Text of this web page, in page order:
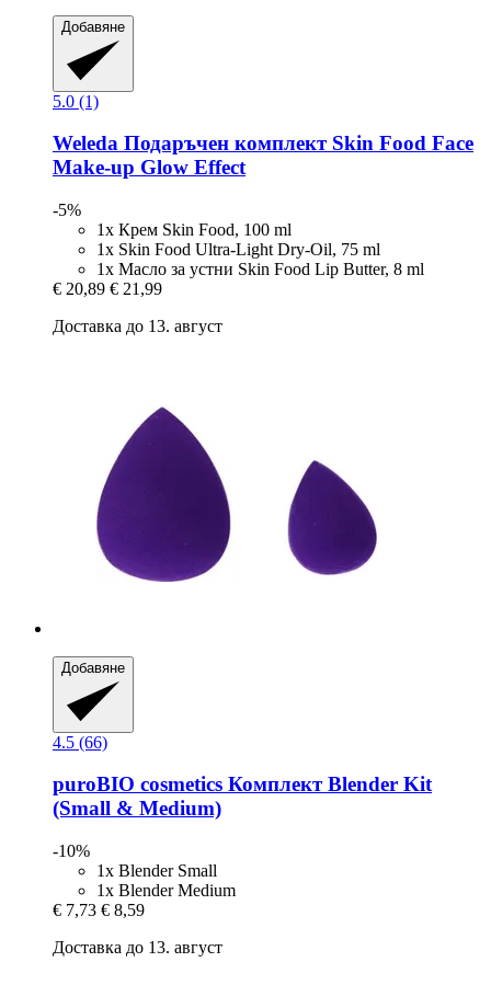
Добавяне
5.0 (1)
Weleda Подаръчен комплект Skin Food Face
Make-​up Glow Effect
-5%
1x Крем Skin Food, 100 ml
1x Skin Food Ultra-Light Dry-Oil, 75 ml
1x Масло за устни Skin Food Lip Butter, 8 ml
€ 20,89 € 21,99
Доставка до 13. август
Добавяне
4.5 (66)
puroBIO cosmetics Комплект Blender Kit
(Small & Medium)
-10%
1x Blender Small
1x Blender Medium
€ 7,73 € 8,59
Доставка до 13. август